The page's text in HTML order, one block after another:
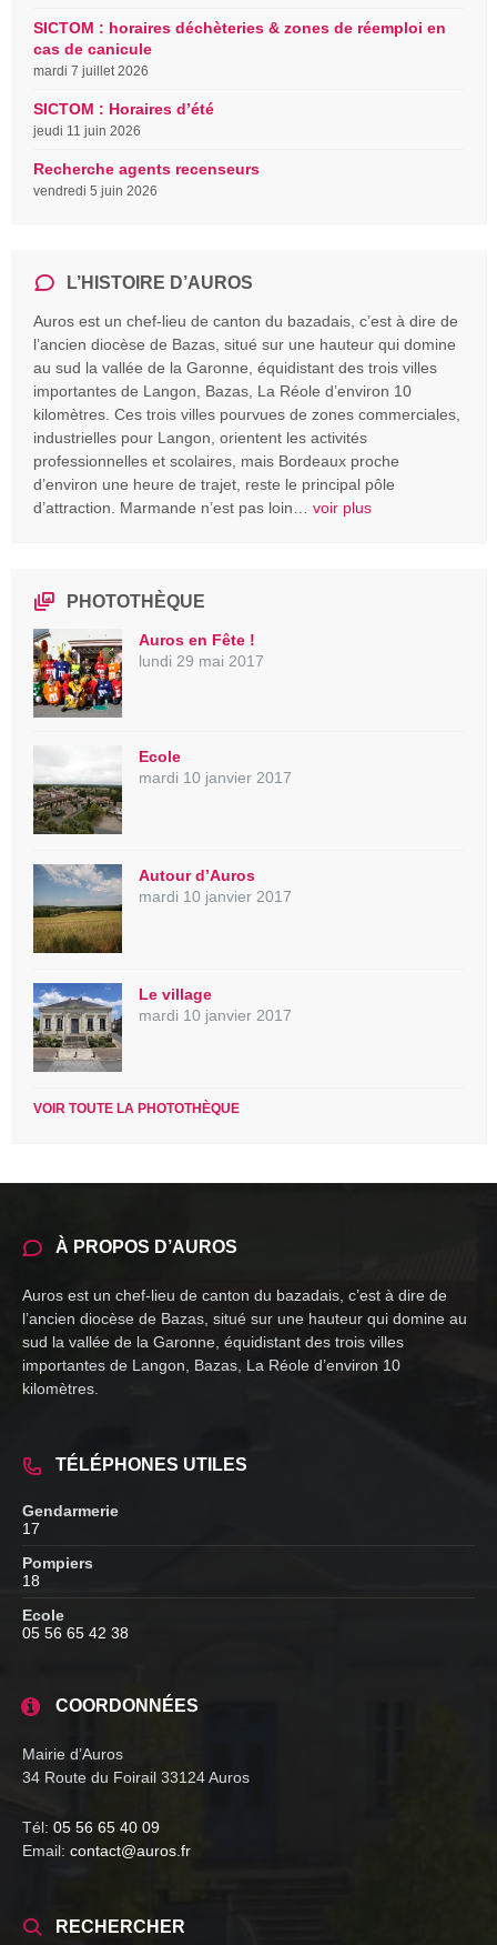
SICTOM : horaires déchèteries & zones de réemploi en
cas de canicule
mardi 7 juillet 2026
SICTOM : Horaires d’été
jeudi 11 juin 2026
Recherche agents recenseurs
vendredi 5 juin 2026
L’HISTOIRE D’AUROS
Auros est un chef-lieu de canton du bazadais, c’est à dire de
l’ancien diocèse de Bazas, situé sur une hauteur qui domine
au sud la vallée de la Garonne, équidistant des trois villes
importantes de Langon, Bazas, La Réole d’environ 10
kilomètres. Ces trois villes pourvues de zones commerciales,
industrielles pour Langon, orientent les activités
professionnelles et scolaires, mais Bordeaux proche
d’environ une heure de trajet, reste le principal pôle
d’attraction. Marmande n’est pas loin… voir plus
PHOTOTHÈQUE
Auros en Fête !
lundi 29 mai 2017
Ecole
mardi 10 janvier 2017
Autour d’Auros
mardi 10 janvier 2017
Le village
mardi 10 janvier 2017
VOIR TOUTE LA PHOTOTHÈQUE
À PROPOS D’AUROS
Auros est un chef-lieu de canton du bazadais, c’est à dire de
l’ancien diocèse de Bazas, situé sur une hauteur qui domine au
sud la vallée de la Garonne, équidistant des trois villes
importantes de Langon, Bazas, La Réole d’environ 10
kilomètres.
TÉLÉPHONES UTILES
Gendarmerie
17
Pompiers
18
Ecole
05 56 65 42 38
COORDONNÉES
Mairie d’Auros
34 Route du Foirail 33124 Auros
Tél: 05 56 65 40 09
Email: contact@auros.fr
RECHERCHER